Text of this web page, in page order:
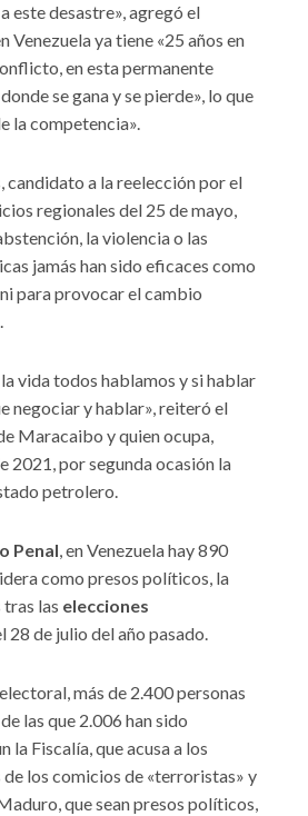
este desastre», agregó el
Venezuela ya tiene «25 años en
en esta permanente
se gana y se pierde», lo que
la competencia».
candidato a la reelección por el
regionales del 25 de mayo,
la violencia o las
jamás han sido eficaces como
para provocar el cambio
vida todos hablamos y si hablar
negociar y hablar», reiteró el
Maracaibo y quien ocupa,
2021, por segunda ocasión la
petrolero.
Penal, en Venezuela hay 890
como presos políticos, la
las elecciones
28 de julio del año pasado.
más de 2.400 personas
las que 2.006 han sido
la Fiscalía, que acusa a los
los comicios de «terroristas» y
que sean presos políticos,